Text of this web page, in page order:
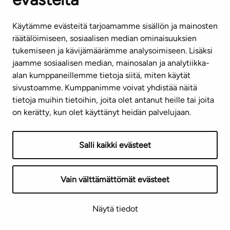
Käytämme evästeitä tarjoamamme sisällön ja mainosten
räätälöimiseen, sosiaalisen median ominaisuuksien
tukemiseen ja kävijämäärämme analysoimiseen. Lisäksi
jaamme sosiaalisen median, mainosalan ja analytiikka-
alan kumppaneillemme tietoja siitä, miten käytät
sivustoamme. Kumppanimme voivat yhdistää näitä
tietoja muihin tietoihin, joita olet antanut heille tai joita
on kerätty, kun olet käyttänyt heidän palvelujaan.
Salli kaikki evästeet
Vain välttämättömät evästeet
Näytä tiedot